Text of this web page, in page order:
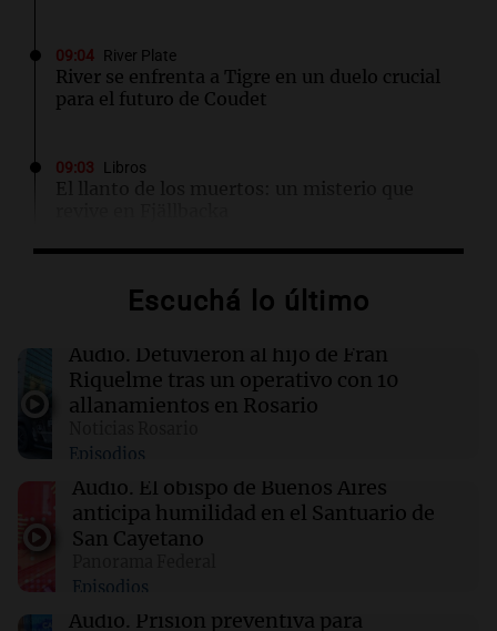
09:04 River Plate
River se enfrenta a Tigre en un duelo crucial
para el futuro de Coudet
09:03 Libros
El llanto de los muertos: un misterio que
Un hombre de honor: entre el amor y la
09:01 Radioinforme 3
Aerolíneas Argentinas cerró 2025 con
Mundo
Acuerdo de defensa mutua entre Turquía,
Pakistán y Arabia Saudí en medio de
Escuchá lo último
Audio. Detuvieron al hijo de Fran
Riquelme tras un operativo con 10
allanamientos en Rosario
Episodios
Audio. El obispo de Buenos Aires
anticipa humilidad en el Santuario de
San Cayetano
Episodios
Audio. Prisión preventiva para